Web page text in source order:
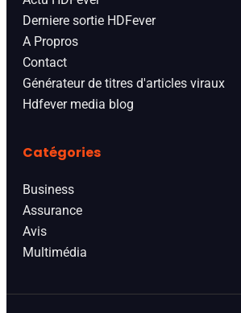
Derniere sortie HDFever
A Propros
Contact
Générateur de titres d'articles viraux
Hdfever media blog
Catégories
Business
Assurance
Avis
Multimédia